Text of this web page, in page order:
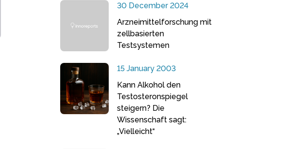
30 December 2024
Arzneimittelforschung mit
zellbasierten
Testsystemen
15 January 2003
Kann Alkohol den
Testosteronspiegel
steigern? Die
Wissenschaft sagt:
„Vielleicht“